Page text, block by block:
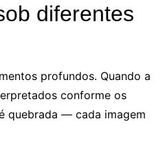
diferentes
profundos. Quando a
conforme os
quebrada — cada imagem